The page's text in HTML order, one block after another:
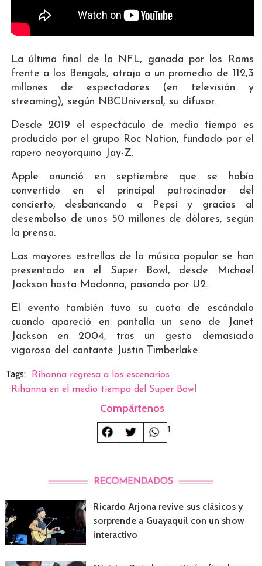
La última final de la NFL, ganada por los Rams
frente a los Bengals, atrajo a un promedio de 112,3
millones de espectadores (en televisión y
streaming), según NBCUniversal, su difusor.
Desde 2019 el espectáculo de medio tiempo es
producido por el grupo Roc Nation, fundado por el
rapero neoyorquino Jay-Z.
Apple anunció en septiembre que se había
convertido en el principal patrocinador del
concierto, desbancando a Pepsi y gracias al
desembolso de unos 50 millones de dólares, según
la prensa.
Las mayores estrellas de la música popular se han
presentado en el Super Bowl, desde Michael
Jackson hasta Madonna, pasando por U2.
El evento también tuvo su cuota de escándalo
cuando apareció en pantalla un seno de Janet
Jackson en 2004, tras un gesto demasiado
vigoroso del cantante Justin Timberlake.
Tags:
Rihanna regresa a los escenarios
Rihanna en el medio tiempo del Super Bowl
Compártenos
1
Ricardo Arjona revive sus clásicos y
sorprende a Guayaquil con un show
interactivo